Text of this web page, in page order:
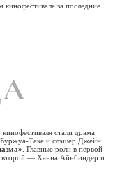
кинофестивале за последние
стали драма
Таке и слэшер Джейн
. Главные роли в первой
второй — Ханна Айнбиндер и